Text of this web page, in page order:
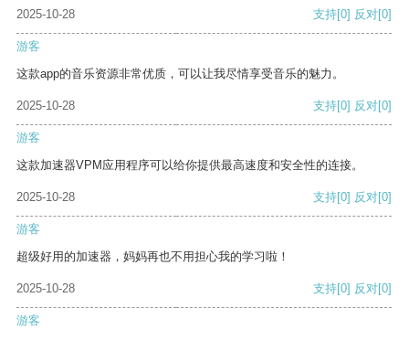
2025-10-28
支持[0] 反对[0]
游客
这款app的音乐资源非常优质，可以让我尽情享受音乐的魅力。
2025-10-28 支持[0] 反对[0]
游客
这款加速器VPM应用程序可以给你提供最高速度和安全性的连接。
2025-10-28 支持[0] 反对[0]
游客
超级好用的加速器，妈妈再也不用担心我的学习啦！
2025-10-28 支持[0] 反对[0]
游客